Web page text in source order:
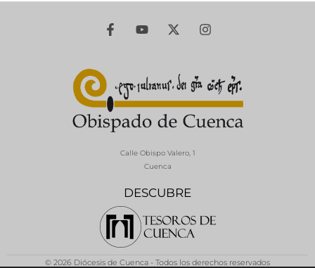
DESCUBRE
Calle Obispo Valero, 1
Cuenca
© 2026 Diócesis de Cuenca - Todos los derechos reservados